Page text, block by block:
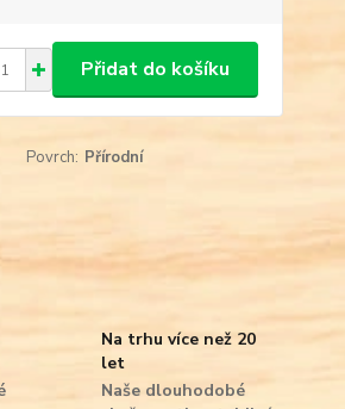
Přidat do košíku
Povrch: Přírodní
Na trhu více než 20
let
Naše dlouhodobé